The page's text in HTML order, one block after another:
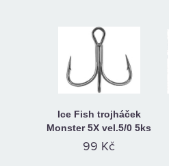
Ice Fish trojháček
Monster 5X vel.5/0 5ks
99 Kč